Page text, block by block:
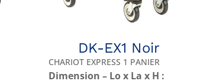
DK-EX1 Noir
CHARIOT EXPRESS 1 PANIER
Dimension – Lo x La x H :